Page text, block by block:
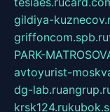
gildiya-
griffoncom.spb.ru
PARK-
avtoyurist-
dg-lab.ru
krsk124.ru